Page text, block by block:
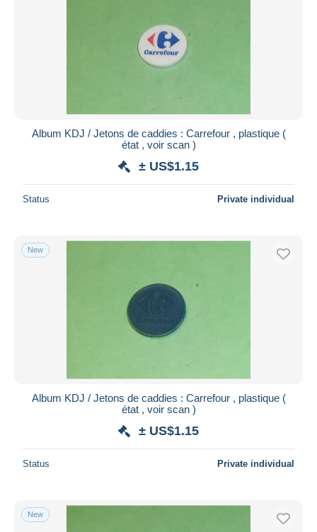
Album KDJ / Jetons de caddies : Carrefour , plastique (
état , voir scan )
± US$1.15
Status Private individual
New
Album KDJ / Jetons de caddies : Carrefour , plastique (
état , voir scan )
± US$1.15
Status Private individual
New